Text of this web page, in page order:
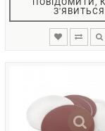
З'ЯВИТЬСЯ